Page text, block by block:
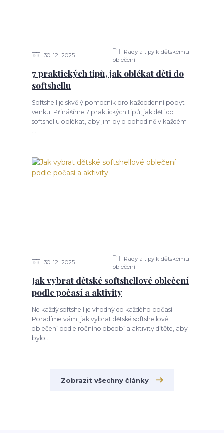
30 12 2025
Rady a tipy k dětskému
oblečení
7 praktických tipů, jak oblékat děti do
softshellu
Softshell je skvělý pomocník pro každodenní pobyt
venku. Přinášíme 7 praktických tipů, jak děti do
softshellu oblékat, aby jim bylo pohodlně v každém
...
30 12 2025
Rady a tipy k dětskému
oblečení
Jak vybrat dětské softshellové oblečení
podle počasí a aktivity
Ne každý softshell je vhodný do každého počasí.
Poradíme vám, jak vybrat dětské softshellové
oblečení podle ročního období a aktivity dítěte, aby
bylo...
Zobrazit všechny články